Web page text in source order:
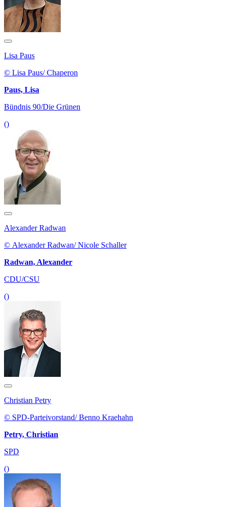
Lisa Paus
© Lisa Paus/ Chaperon
Paus, Lisa
Bündnis 90/Die Grünen
()
Alexander Radwan
© Alexander Radwan/ Nicole Schaller
Radwan, Alexander
CDU/CSU
()
Christian Petry
© SPD-Parteivorstand/ Benno Kraehahn
Petry, Christian
SPD
()